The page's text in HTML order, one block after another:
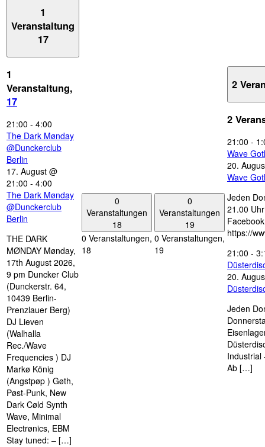
1
Veranstaltung
17
1
Veranstaltung,
17
21:00 - 4:00
The Dark Mønday
@Dunckerclub
Berlin
17. August @
21:00 - 4:00
The Dark Mønday
@Dunckerclub
Berlin
THE DARK
MØNDAY Mønday,
17th August 2026,
9 pm Duncker Club
(Dunckerstr. 64,
10439 Berlin-
Prenzlauer Berg)
DJ Lieven
(Walhalla
Rec./Wave
Frequencies ) DJ
Markø König
(Angstpøp ) Gøth,
Pøst-Punk, New
Dark Cøld Synth
Wave, Minimal
Electrønics, EBM
Stay tuned: – […]
0
Veranstaltungen
18
0 Veranstaltungen,
18
0
Veranstaltungen
19
0 Veranstaltungen,
19
2
2
21:00 -
Wave
20.
Wave
Jeden
21.00
https://
21:00 -
20.
Jeden
Industrial
Ab […]